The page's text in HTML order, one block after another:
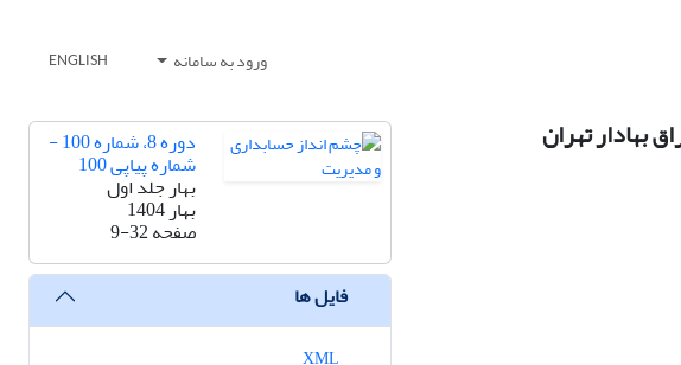
ورود به سامانه ENGLISH
بهادار تهران دوره 8، شماره 100 -
شماره پیاپی 100
بهار جلد اول
بهار 1404
صفحه9-32
فایل ها